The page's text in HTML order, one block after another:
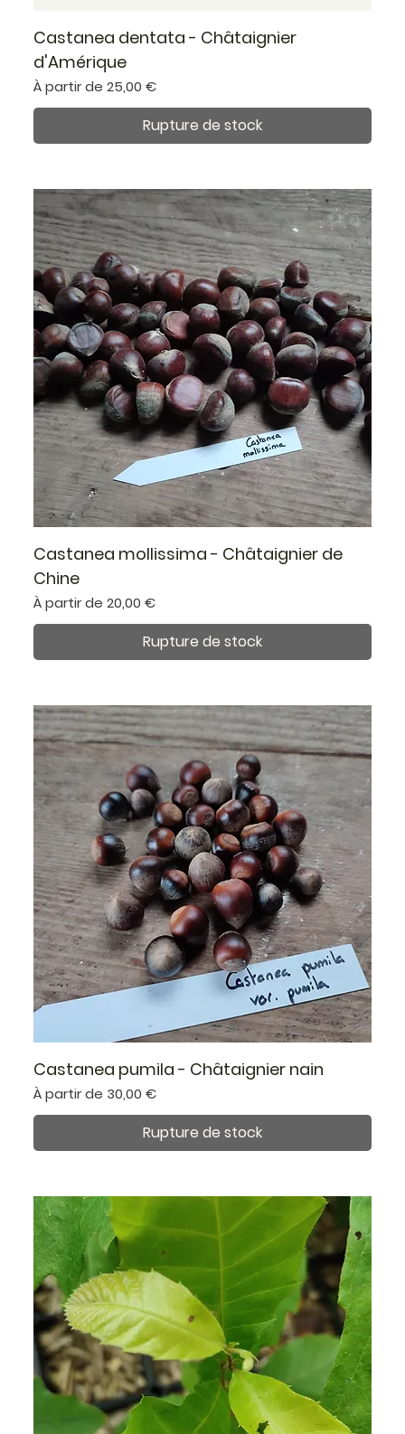
Castanea dentata - Châtaignier
d'Amérique
À partir de25,00 €
Prix promotionnel
Rupture de stock
Castanea mollissima - Châtaignier de
Chine
À partir de20,00 €
Prix promotionnel
Rupture de stock
Castanea pumila - Châtaignier nain
À partir de 30,00 €
Prix promotionnel
Rupture de stock